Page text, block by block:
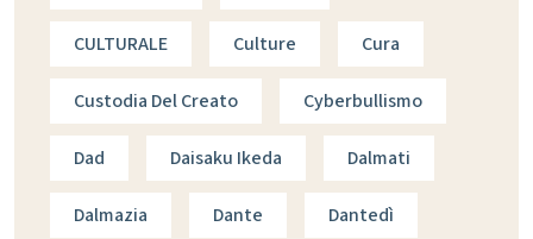
CULTURALE Culture Cura
Custodia Del Creato Cyberbullismo
Dad Daisaku Ikeda Dalmati
Dalmazia Dante Dantedì